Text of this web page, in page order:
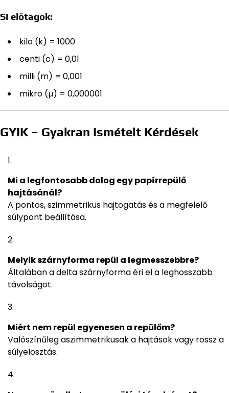
SI előtagok:
kilo (k) = 1000
centi (c) = 0,01
milli (m) = 0,001
mikro (µ) = 0,000001
GYIK – Gyakran Ismételt Kérdések
Mi a legfontosabb dolog egy papírrepülő
hajtásánál?
A pontos, szimmetrikus hajtogatás és a megfelelő
súlypont beállítása.
Melyik szárnyforma repül a legmesszebbre?
Általában a delta szárnyforma éri el a leghosszabb
távolságot.
Miért nem repül egyenesen a repülőm?
Valószínűleg aszimmetrikusak a hajtások vagy rossz a
súlyelosztás.